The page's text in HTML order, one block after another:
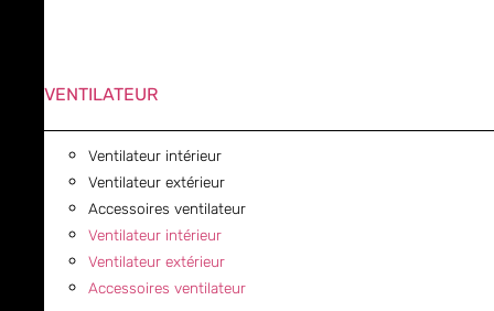
VENTILATEUR
Ventilateur intérieur
Ventilateur extérieur
Accessoires ventilateur
Ventilateur intérieur
Ventilateur extérieur
Accessoires ventilateur